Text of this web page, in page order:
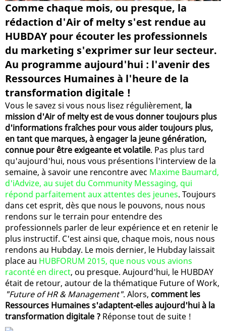
Comme chaque mois, ou presque, la
rédaction d'Air of melty s'est rendue au
HUBDAY pour écouter les professionnels
du marketing s'exprimer sur leur secteur.
Au programme aujourd'hui : l'avenir des
Ressources Humaines à l'heure de la
transformation digitale !
Vous le savez si vous nous lisez régulièrement, la
mission d'Air of melty est de vous donner toujours plus
d'informations fraîches pour vous aider toujours plus,
en tant que marques, à engager la jeune génération,
connue pour être exigeante et volatile. Pas plus tard
qu'aujourd'hui, nous vous présentions l'interview de la
semaine, à savoir une rencontre avec Maxime Baumard,
d'iAdvize, au sujet du Community Messaging, qui
répond parfaitement aux attentes des jeunes. Toujours
dans cet esprit, dès que nous le pouvons, nous nous
rendons sur le terrain pour entendre des
professionnels parler de leur expérience et en retenir le
plus instructif. C'est ainsi que, chaque mois, nous nous
rendons au Hubday. Le mois dernier, le Hubday laissait
place au HUBFORUM 2015, que nous vous avions
raconté en direct, ou presque. Aujourd'hui, le HUBDAY
était de retour, autour de la thématique Future of Work,
"Future of HR & Management". Alors, comment les
Ressources Humaines s'adaptent-elles aujourd'hui à la
transformation digitale ? Réponse tout de suite !